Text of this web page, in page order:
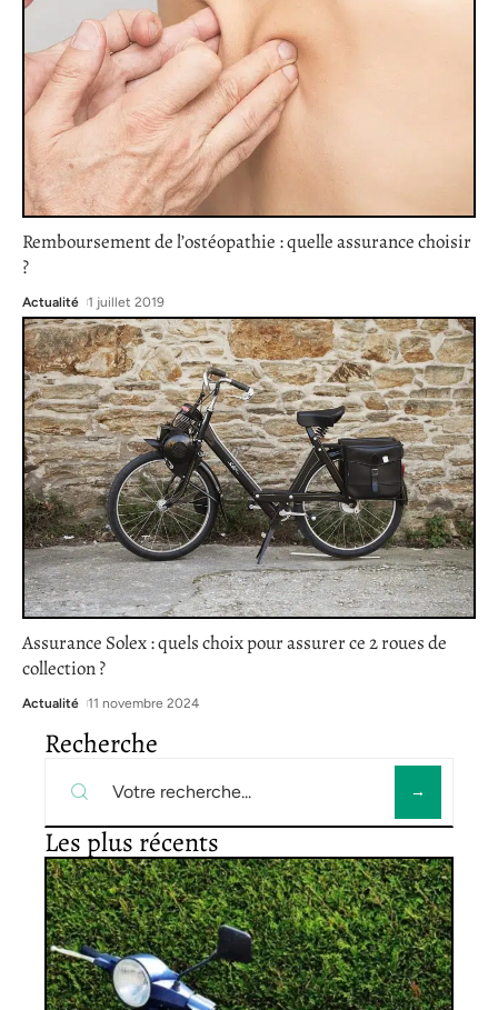
Remboursement de l’ostéopathie : quelle assurance choisir
?
Actualité 1 juillet 2019
Assurance Solex : quels choix pour assurer ce 2 roues de
collection ?
Actualité 11 novembre 2024
Recherche
Les plus récents